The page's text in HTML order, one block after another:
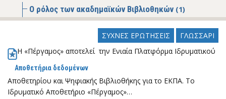
Ο ρόλος των ακαδημαϊκών Βιβλιοθηκών (1)
Επιστημονική επικοινώνηση (Sholarly
Ερευνητικές υποδομές(4)
Εκπαίδευση και δεξιότητες
Επιστήμη των Πολιτών(2)
ΣΥΧΝΕΣ ΕΡΩΤΗΣΕΙΣ ΓΛΩΣΣΑΡΙ
Αποθετήρια δεδομένων
Η «Πέργαμος» αποτελεί την Ενιαία Πλατφόρμα Ιδρυματικού
Αποθετηρίου και Ψηφιακής Βιβλιοθήκης για το ΕΚΠΑ. Το
Ιδρυματικό Αποθετήριο «Πέργαμος»…